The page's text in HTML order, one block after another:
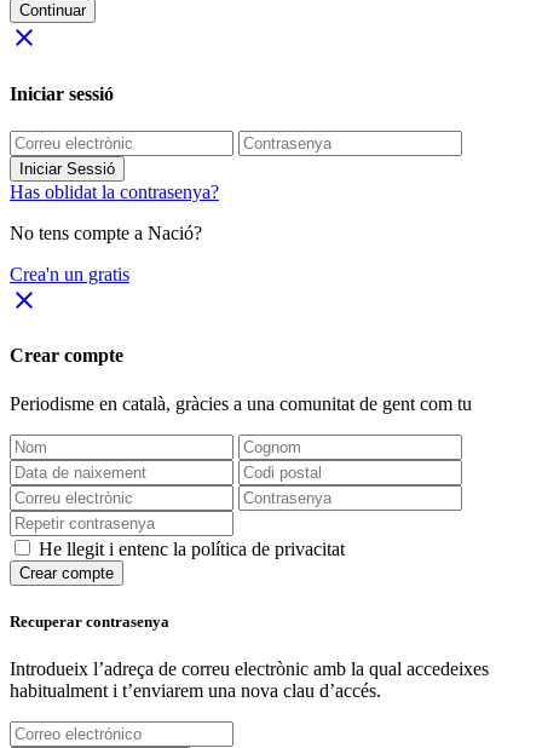
Continuar
close
Iniciar sessió
Iniciar Sessió
Has oblidat la contrasenya?
No tens compte a Nació?
Crea'n un gratis
close
Crear compte
Periodisme en català, gràcies a una comunitat de gent com tu
He llegit i entenc la política de privacitat
Crear compte
Recuperar contrasenya
Introdueix l’adreça de correu electrònic amb la qual accedeixes
habitualment i t’enviarem una nova clau d’accés.